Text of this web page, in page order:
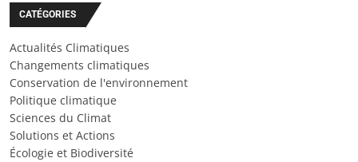
CATÉGORIES
Actualités Climatiques
Changements climatiques
Conservation de l'environnement
Politique climatique
Sciences du Climat
Solutions et Actions
Écologie et Biodiversité